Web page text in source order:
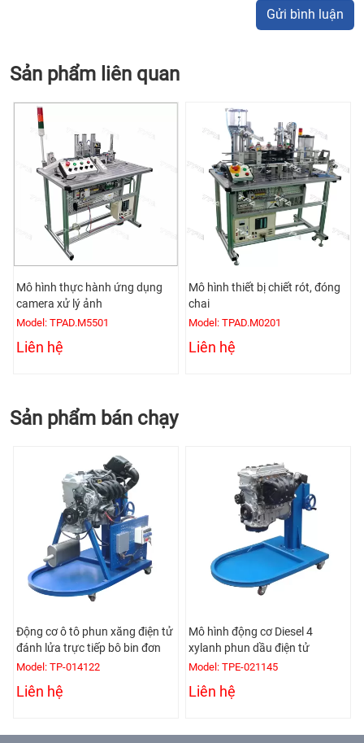
Gửi bình luận
Sản phẩm liên quan
Mô hình thực hành ứng dụng
camera xử lý ảnh
Model: TPAD.M5501
Liên hệ
Mô hình thiết bị chiết rót, đóng
chai
Model: TPAD.M0201
Liên hệ
Sản phẩm bán chạy
Động cơ ô tô phun xăng điện tử
đánh lửa trực tiếp bô bin đơn
Model: TP-014122
Liên hệ
Mô hình động cơ Diesel 4
xylanh phun dầu điện tử
Model: TPE-021145
Liên hệ